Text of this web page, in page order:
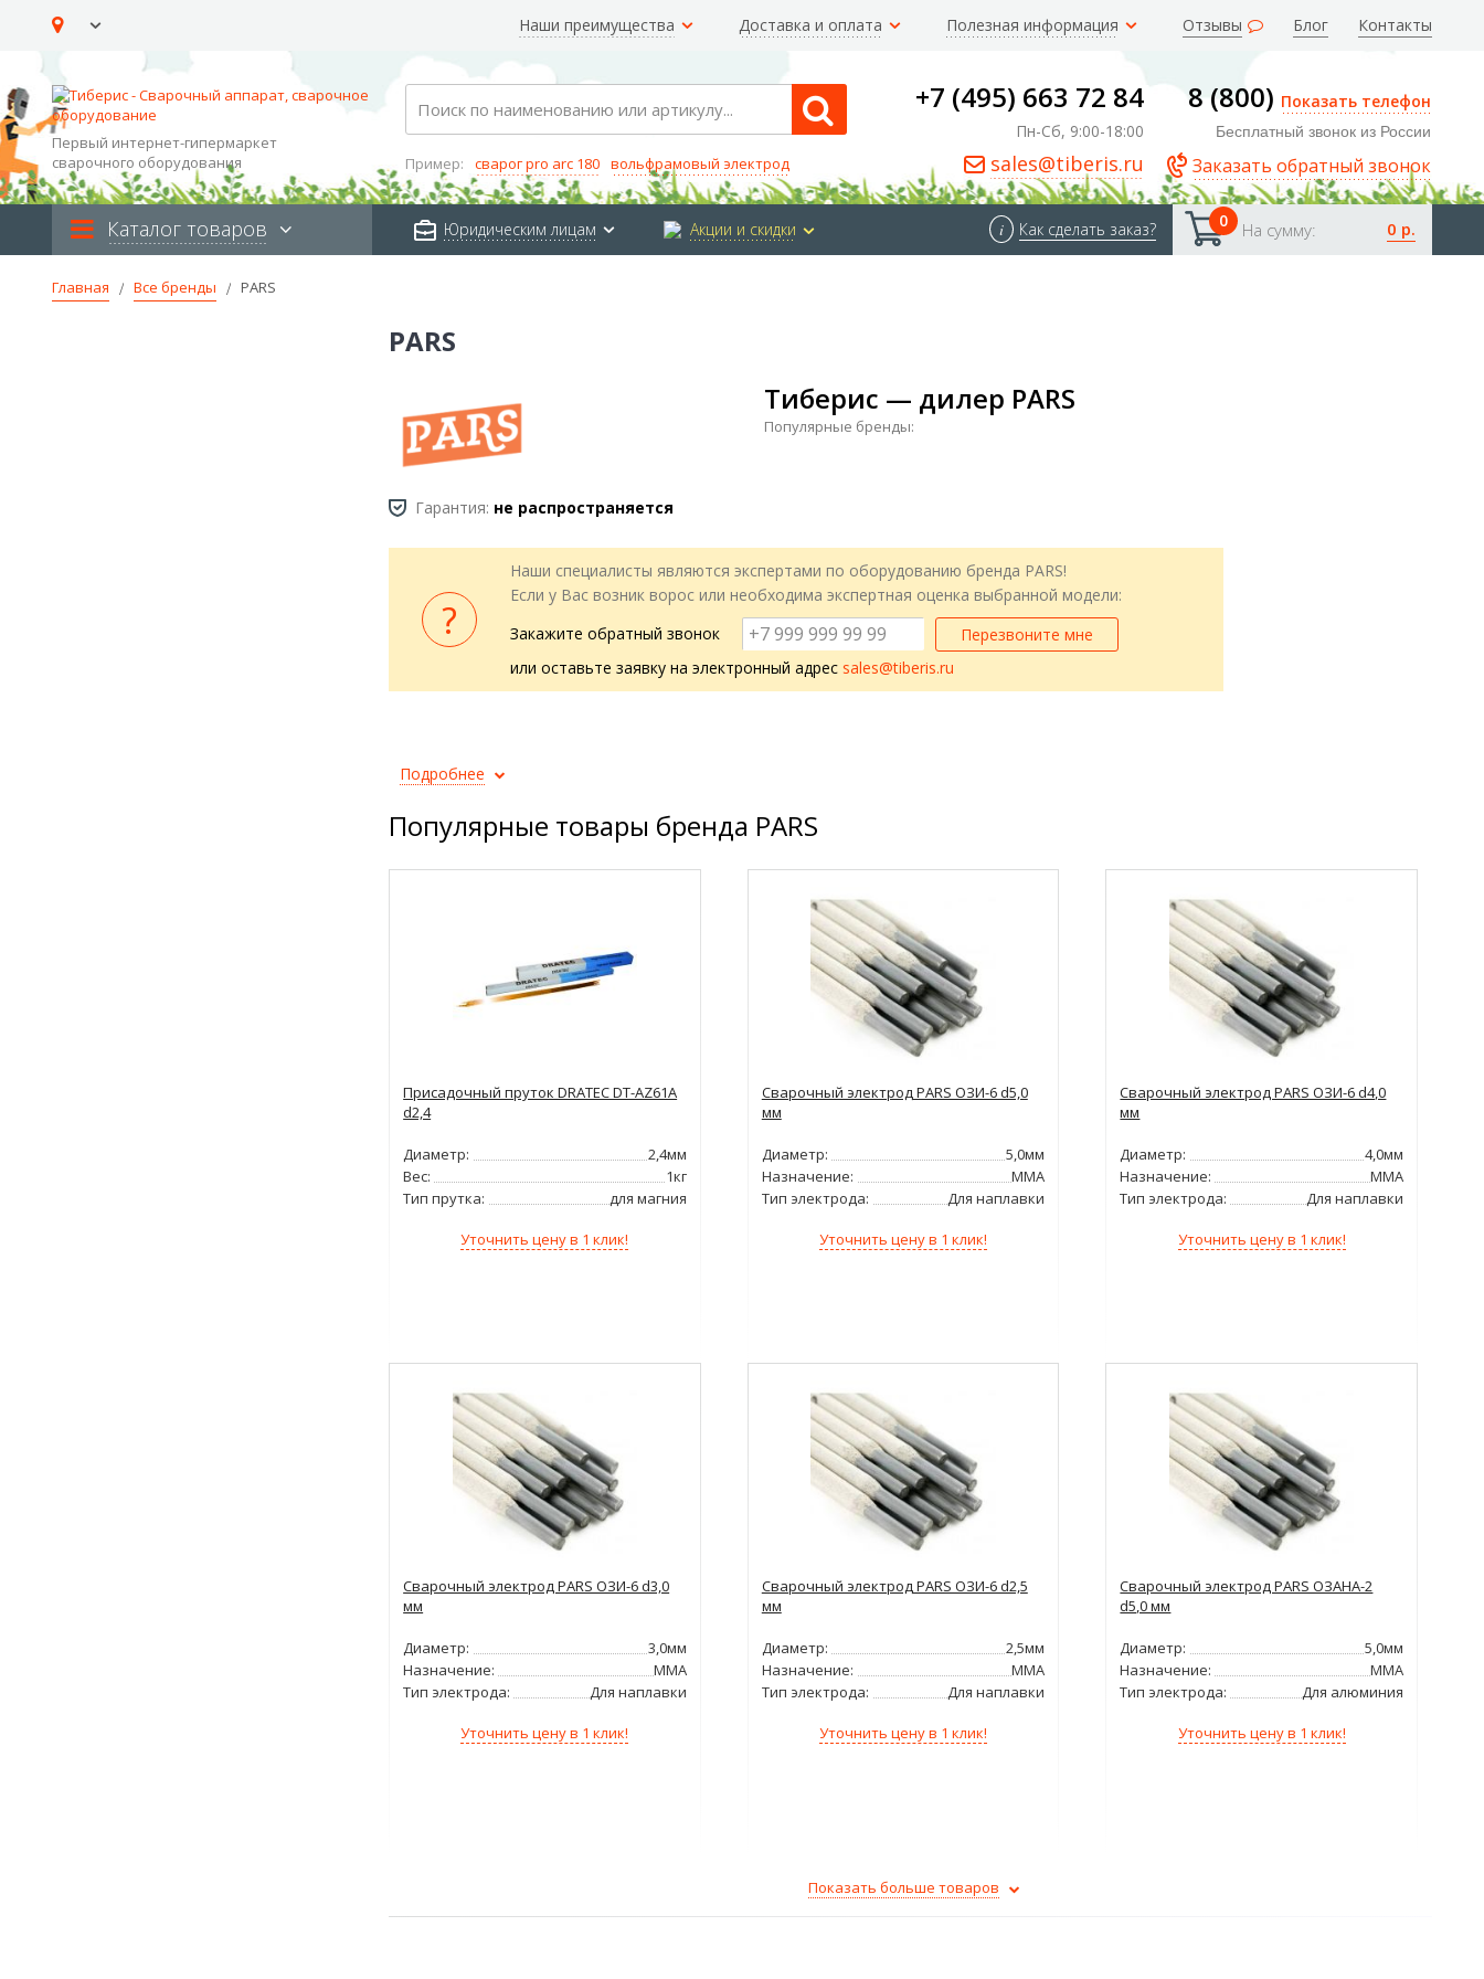
Наши преимущества Доставка и оплата Полезная информация Отзывы Блог Контакты
Первый интернет-гипермаркет
сварочного оборудования
Search
Пример: сварог pro arc 180 вольфрамовый электрод
+7 (495) 663 72 84
Пн-Сб, 9:00-18:00
sales@tiberis.ru
8 (800) Показать телефон
Бесплатный звонок из России
Заказать обратный звонок
Каталог товаров Юридическим лицам Акции и скидки 0 На сумму: 0 р.
i Как сделать заказ?
Главная Все бренды PARS
PARS
Тиберис — дилер PARS
Гарантия: не распространяется
Наши специалисты являются экспертами по оборудованию бренда PARS!
Если у Вас возник ворос или необходима экспертная оценка выбранной модели:
Закажите обратный звонок
Перезвоните мне
или оставьте заявку на электронный адрес sales@tiberis.ru
Подробнее
Популярные бренды:
Популярные товары бренда PARS
Присадочный пруток DRATEC DT-AZ61A
d2,4
Диаметр:
2,4мм
Вес:
1кг
Тип прутка:
для магния
Уточнить цену в 1 клик!
Сварочный электрод PARS ОЗИ-6 d5,0
мм
Диаметр:
5,0мм
Назначение:
ММА
Тип электрода:
Для наплавки
Уточнить цену в 1 клик!
Сварочный электрод PARS ОЗИ-6 d4,0
мм
Диаметр:
4,0мм
Назначение:
ММА
Тип электрода:
Для наплавки
Уточнить цену в 1 клик!
Сварочный электрод PARS ОЗИ-6 d3,0
мм
Диаметр:
3,0мм
Назначение:
ММА
Тип электрода:
Для наплавки
Уточнить цену в 1 клик!
Сварочный электрод PARS ОЗИ-6 d2,5
мм
Диаметр:
2,5мм
Назначение:
ММА
Тип электрода:
Для наплавки
Уточнить цену в 1 клик!
Сварочный электрод PARS ОЗАНА-2
d5,0 мм
Диаметр:
5,0мм
Назначение:
ММА
Тип электрода:
Для алюминия
Уточнить цену в 1 клик!
Показать больше товаров